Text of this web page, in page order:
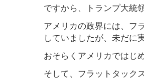
ですから、トランプ大統
アメリカの政界には、フ
していましたが、未だに
おそらくアメリカではじ
そして、フラットタック